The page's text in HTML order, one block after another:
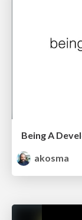
Being A
akosma